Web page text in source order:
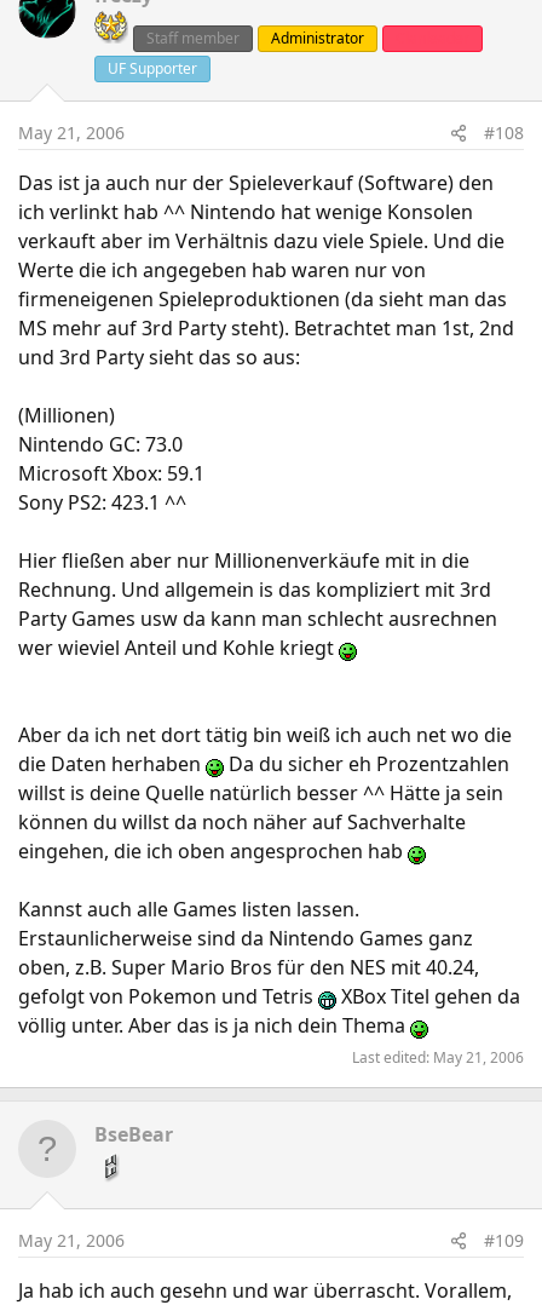
Staff member Administrator
UF Supporter
May 21, 2006 #108
Das ist ja auch nur der Spieleverkauf (Software) den
ich verlinkt hab ^^ Nintendo hat wenige Konsolen
verkauft aber im Verhältnis dazu viele Spiele. Und die
Werte die ich angegeben hab waren nur von
firmeneigenen Spieleproduktionen (da sieht man das
MS mehr auf 3rd Party steht). Betrachtet man 1st, 2nd
und 3rd Party sieht das so aus:
(Millionen)
Nintendo GC: 73.0
Microsoft Xbox: 59.1
Sony PS2: 423.1 ^^
Hier fließen aber nur Millionenverkäufe mit in die
Rechnung. Und allgemein is das kompliziert mit 3rd
Party Games usw da kann man schlecht ausrechnen
wer wieviel Anteil und Kohle kriegt
Aber da ich net dort tätig bin weiß ich auch net wo die
die Daten herhaben
Da du sicher eh Prozentzahlen
willst is deine Quelle natürlich besser ^^ Hätte ja sein
können du willst da noch näher auf Sachverhalte
eingehen, die ich oben angesprochen hab
Kannst auch alle Games listen lassen.
Erstaunlicherweise sind da Nintendo Games ganz
oben, z.B. Super Mario Bros für den NES mit 40.24,
gefolgt von Pokemon und Tetris
XBox Titel gehen da
völlig unter. Aber das is ja nich dein Thema
Last edited: May 21, 2006
BseBear
May 21, 2006 #109
Ja hab ich auch gesehn und war überrascht. Vorallem,